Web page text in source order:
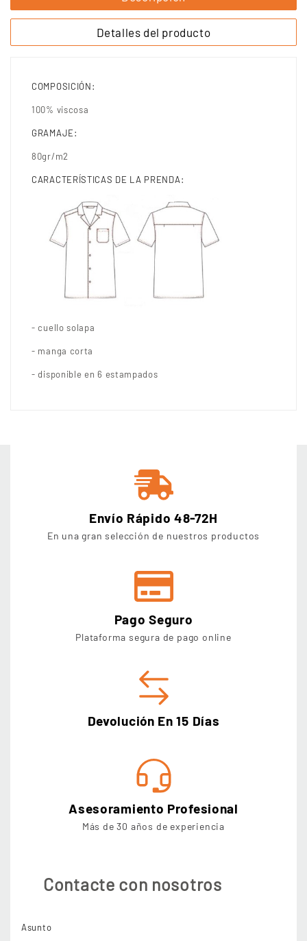
Detalles del producto
COMPOSICIÓN:
100% viscosa
GRAMAJE:
80gr/m2
CARACTERÍSTICAS DE LA PRENDA:
- cuello solapa
- manga corta
- disponible en 6 estampados
Envío Rápido 48-72H
En una gran selección de nuestros productos
Pago Seguro
Plataforma segura de pago online
Devolución En 15 Días
Asesoramiento Profesional
Más de 30 años de experiencia
Contacte con nosotros
Asunto